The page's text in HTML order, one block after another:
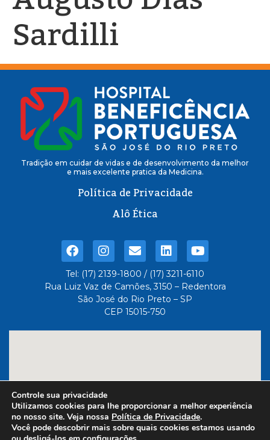
Sardilli
Tradição em cuidar de vidas e de desenvolvimento da melhor
e mais excelente pratica da Medicina.
Política de Privacidade
Alô Ética
Tel: (17) 2139-1800 / (17) 3211-6110
Rua Luiz Vaz de Camões, 3150 – Redentora
São José do Rio Preto – SP
CEP 15015-750
Controle sua privacidade
Utilizamos cookies para lhe proporcionar a melhor experiência
no nosso site. Veja nossa Política de Privacidade.
Você pode descobrir mais sobre quais cookies estamos usando